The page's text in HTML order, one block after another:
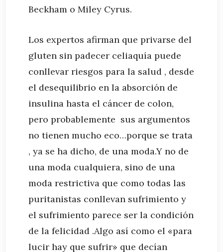
Beckham o Miley Cyrus.
Los expertos afirman que privarse del
gluten sin padecer celiaquía puede
conllevar riesgos para la salud , desde
el desequilibrio en la absorción de
insulina hasta el cáncer de colon,
pero probablemente sus argumentos
no tienen mucho eco…porque se trata
, ya se ha dicho, de una moda.Y no de
una moda cualquiera, sino de una
moda restrictiva que como todas las
puritanistas conllevan sufrimiento y
el sufrimiento parece ser la condición
de la felicidad .Algo así como el «para
lucir hay que sufrir» que decían